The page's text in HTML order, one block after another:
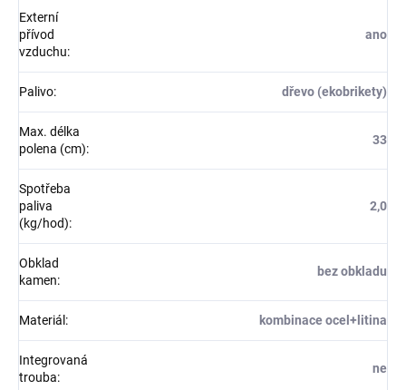
Externí
přívod
vzduchu:
ano
Palivo: dřevo (ekobrikety)
Max. délka
polena (cm):
33
Spotřeba
paliva
(kg/hod):
2,0
Obklad
kamen:
bez obkladu
Materiál : kombinace ocel+litina
Integrovaná
trouba:
ne